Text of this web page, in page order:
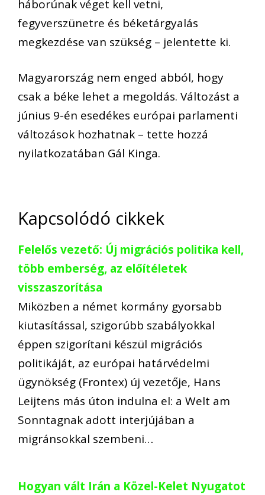
háborúnak véget kell vetni,
fegyverszünetre és béketárgyalás
megkezdése van szükség – jelentette ki.
Magyarország nem enged abból, hogy
csak a béke lehet a megoldás. Változást a
június 9-én esedékes európai parlamenti
változások hozhatnak – tette hozzá
nyilatkozatában Gál Kinga.
Kapcsolódó cikkek
Felelős vezető: Új migrációs politika kell,
több emberség, az előítéletek
visszaszorítása
Miközben a német kormány gyorsabb
kiutasítással, szigorúbb szabályokkal
éppen szigorítani készül migrációs
politikáját, az európai határvédelmi
ügynökség (Frontex) új vezetője, Hans
Leijtens más úton indulna el: a Welt am
Sonntagnak adott interjújában a
migránsokkal szembeni…
Hogyan vált Irán a Közel-Kelet Nyugatot